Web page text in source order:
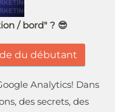
/ bord" ? 😎
du débutant
Analytics! Dans
des secrets, des